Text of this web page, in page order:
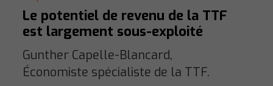
Le potentiel de revenu de la TTF
est largement sous-exploité
Gunther Capelle-Blancard,
Économiste spécialiste de la TTF.